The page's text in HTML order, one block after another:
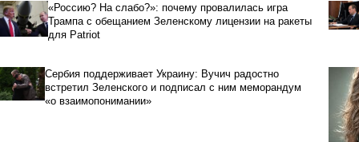
«Россию? На слабо?»: почему провалилась игра
Трампа с обещанием Зеленскому лицензии на ракеты
для Patriot
Сербия поддерживает Украину: Вучич радостно
встретил Зеленского и подписал с ним меморандум
«о взаимопонимании»